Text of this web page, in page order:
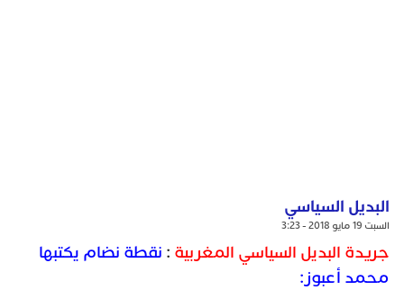
البديل السياسي
السبت 19 مايو 2018 - 3:23
جريدة البديل السياسي المغربية : نقطة نضام يكتبها
محمد أعبوز: